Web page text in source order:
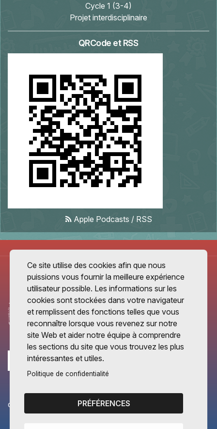
Cycle 1 (3-4)
Projet interdisciplinaire
QRCode et RSS
Apple Podcasts / RSS
CANTONS PARTENAIRES
Vaud
Ce site utilise des cookies afin que nous
puissions vous fournir la meilleure expérience
utilisateur possible. Les informations sur les
cookies sont stockées dans votre navigateur
et remplissent des fonctions telles que vous
reconnaître lorsque vous revenez sur notre
site Web et aider notre équipe à comprendre
les sections du site que vous trouvez les plus
intéressantes et utiles.
Politique de confidentialité
PRÉFÉRENCES